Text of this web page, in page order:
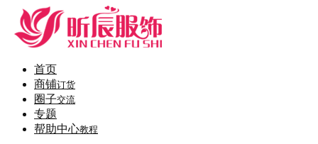
首页
商铺订货
圈子交流
专题
帮助中心教程